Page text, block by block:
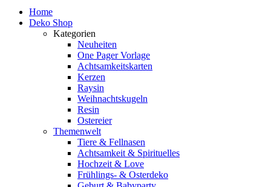
Home
Deko Shop
Kategorien
Neuheiten
One Pager Vorlage
Achtsamkeitskarten
Kerzen
Raysin
Weihnachtskugeln
Resin
Ostereier
Themenwelt
Tiere & Fellnasen
Achtsamkeit & Spirituelles
Hochzeit & Love
Frühlings- & Osterdeko